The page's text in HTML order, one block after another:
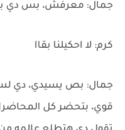
جمال: معرفش، بس دي
كرم: لا احكيلنا بقاا
جمال: بص يسيدي، دي
قوي، بتحضر كل